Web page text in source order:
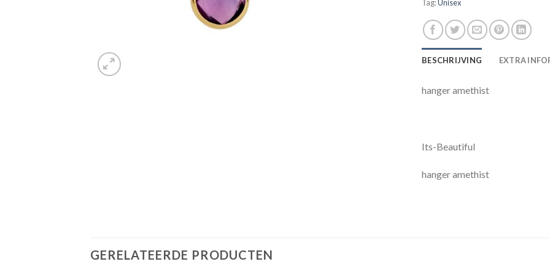
Tag:Unisex
BESCHRIJVING EXTRA
hanger amethist
Its-Beautiful
hanger amethist
GERELATEERDE PRODUCTEN